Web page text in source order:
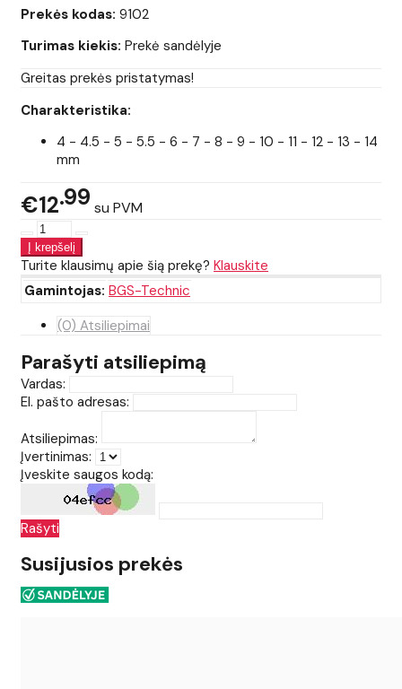
Prekės kodas: 9102
Turimas kiekis: Prekė sandėlyje
Greitas prekės pristatymas!
Charakteristika:
4 - 4.5 - 5 - 5.5 - 6 - 7 - 8 - 9 - 10 - 11 - 12 - 13 - 14
mm
€12 99 su PVM
Turite klausimų apie šią prekę? Klauskite
Gamintojas: BGS-Technic
(0) Atsiliepimai
Parašyti atsiliepimą
Vardas:
El. pašto adresas:
Atsiliepimas:
Įvertinimas:
Įveskite saugos kodą:
Rašyti
Susijusios prekės